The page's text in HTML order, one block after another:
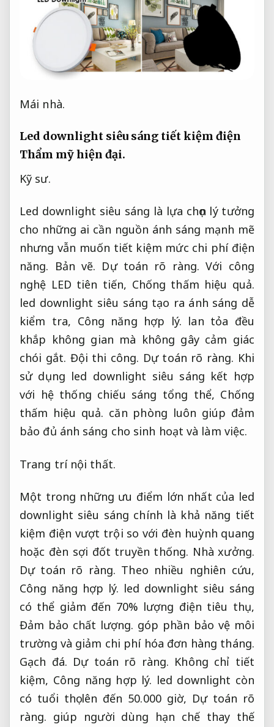
Mái nhà.
Led downlight siêu sáng tiết kiệm điện
Thẩm mỹ hiện đại.
Kỹ sư.
Led downlight siêu sáng là lựa chọn lý tưởng
cho những ai cần nguồn ánh sáng mạnh mẽ
nhưng vẫn muốn tiết kiệm mức chi phí điện
năng. Bản vẽ. Dự toán rõ ràng. Với công
nghệ LED tiên tiến, Chống thấm hiệu quả.
led downlight siêu sáng tạo ra ánh sáng dễ
kiểm tra, Công năng hợp lý. lan tỏa đều
khắp không gian mà không gây cảm giác
chói gắt. Đội thi công. Dự toán rõ ràng. Khi
sử dụng led downlight siêu sáng kết hợp
với hệ thống chiếu sáng tổng thể, Chống
thấm hiệu quả. căn phòng luôn giúp đảm
bảo đủ ánh sáng cho sinh hoạt và làm việc.
Trang trí nội thất.
Một trong những ưu điểm lớn nhất của led
downlight siêu sáng chính là khả năng tiết
kiệm điện vượt trội so với đèn huỳnh quang
hoặc đèn sợi đốt truyền thống. Nhà xưởng.
Dự toán rõ ràng. Theo nhiều nghiên cứu,
Công năng hợp lý. led downlight siêu sáng
có thể giảm đến 70% lượng điện tiêu thụ,
Đảm bảo chất lượng. góp phần bảo vệ môi
trường và giảm chi phí hóa đơn hàng tháng.
Gạch đá. Dự toán rõ ràng. Không chỉ tiết
kiệm, Công năng hợp lý. led downlight còn
có tuổi thọ lên đến 50.000 giờ, Dự toán rõ
ràng. giúp người dùng hạn chế thay thế